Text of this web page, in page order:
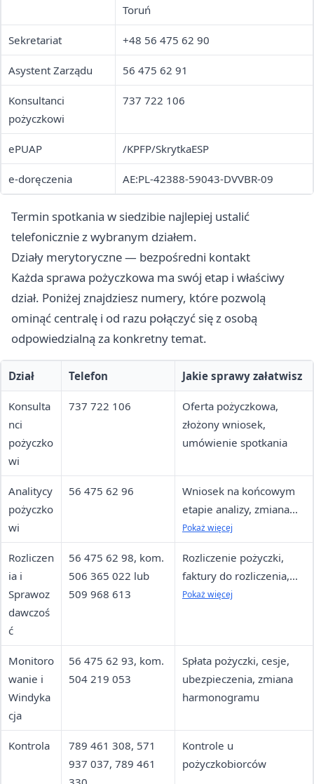
Toruń
Sekretariat +48 56 475 62 90
Asystent Zarządu 56 475 62 91
Konsultanci
pożyczkowi
737 722 106
ePUAP /KPFP/SkrytkaESP
e-doręczenia AE:PL-42388-59043-DVVBR-09
Termin spotkania w siedzibie najlepiej ustalić
telefonicznie z wybranym działem.
Działy merytoryczne — bezpośredni kontakt
Każda sprawa pożyczkowa ma swój etap i właściwy
dział. Poniżej znajdziesz numery, które pozwolą
ominąć centralę i od razu połączyć się z osobą
odpowiedzialną za konkretny temat.
Dział Telefon Jakie sprawy załatwisz
Konsulta
nci
pożyczko
wi
737 722 106
Oferta pożyczkowa,
złożony wniosek,
umówienie spotkania
Analitycy
pożyczko
wi
56 475 62 96
Wniosek na końcowym
etapie analizy, zmiana
terminu podpisania
umowy
Pokaż więcej
Rozliczen
ia i
Sprawoz
dawczoś
ć
56 475 62 98, kom.
506 365 022 lub
509 968 613
Rozliczenie pożyczki,
faktury do rozliczenia,
wypłata transz
Pokaż więcej
Monitoro
wanie i
Windyka
cja
56 475 62 93, kom.
504 219 053
Spłata pożyczki, cesje,
ubezpieczenia, zmiana
harmonogramu
Kontrola
789 461 308, 571
937 037, 789 461
Kontrole u
pożyczkobiorców